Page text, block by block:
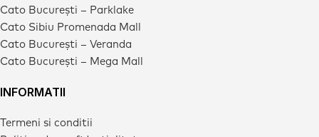
Cato București – Parklake
Cato Sibiu Promenada Mall
Cato București – Veranda
Cato București – Mega Mall
INFORMATII
Termeni si conditii